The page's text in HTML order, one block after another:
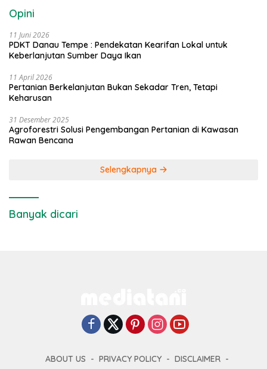
Opini
11 Juni 2026
PDKT Danau Tempe : Pendekatan Kearifan Lokal untuk
Keberlanjutan Sumber Daya Ikan
11 April 2026
Pertanian Berkelanjutan Bukan Sekadar Tren, Tetapi
Keharusan
31 Desember 2025
Agroforestri Solusi Pengembangan Pertanian di Kawasan
Rawan Bencana
Selengkapnya
Banyak dicari
ABOUT US PRIVACY POLICY
DISCLAIMER